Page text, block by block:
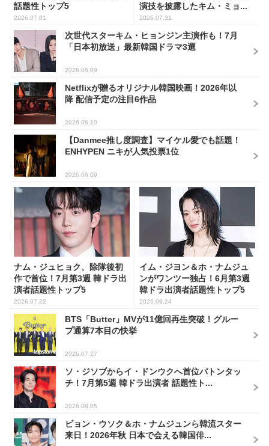
話題性トップ5
2026.07.01
演技を披露したキム・ミョ...
2026.07.31
次世代スターキム・ヒョンジン主演作も！7月
「日本初放送」最新韓国ドラマ3選
2026.06.09
Netflixが贈るオリジナル韓国映画！2026年以
降 配信予定の注目6作品
2026.06.10
【Danmee推し度調査】マイケル愛でも話題！
ENHYPEN ニキが人気投票1位
2026.06.09
ナム・ジュヒョク、除隊後初
作で首位！7月第3週 韓ドラ出
演者話題性トップ5
2026.07.22
イム・ジヨン＆ホ・ナムジュ
ンがワンツー独占！6月第3週
韓ドラ出演者話題性トップ5
2026.06.24
BTS「Butter」MVが11億回再生突破！グルー
プ通算7本目の快挙
2026.07.27
ソ・ジソブからイ・ドンウクへ首位バトンタッ
チ！7月第5週 韓ドラ出演者 話題性ト...
2026.08.05
ビョン・ウソク＆ホ・ナムジュンら韓流スター
来日！2026年秋 日本で会える韓国俳...